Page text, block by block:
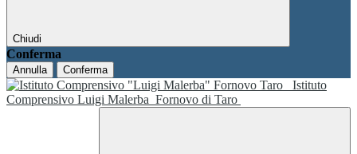
Chiudi
Conferma
Annulla Conferma
Istituto
Comprensivo Luigi Malerba Fornovo di Taro